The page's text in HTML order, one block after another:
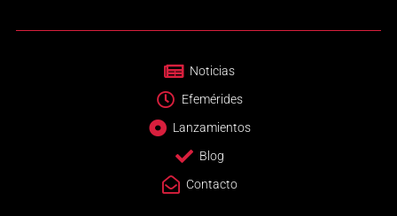
Noticias
Efemérides
Lanzamientos
Blog
Contacto